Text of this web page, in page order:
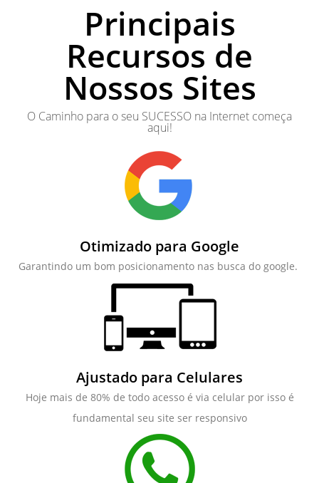
Principais
Recursos de
Nossos Sites
O Caminho para o seu SUCESSO na Internet começa
aqui!
Otimizado para Google
Garantindo um bom posicionamento nas busca do google.
Ajustado para Celulares
Hoje mais de 80% de todo acesso é via celular por isso é
fundamental seu site ser responsivo